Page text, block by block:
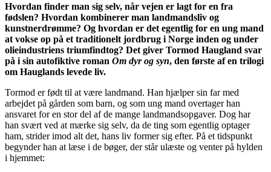
Hvordan finder man sig selv, når vejen er lagt for en fra
fødslen? Hvordan kombinerer man landmandsliv og
kunstnerdrømme? Og hvordan er det egentlig for en ung mand
at vokse op på et traditionelt jordbrug i Norge inden og under
olieindustriens triumfindtog? Det giver Tormod Haugland svar
på i sin autofiktive roman Om dyr og syn, den første af en trilogi
om Hauglands levede liv.
Tormod er født til at være landmand. Han hjælper sin far med
arbejdet på gården som barn, og som ung mand overtager han
ansvaret for en stor del af de mange landmandsopgaver. Dog har
han svært ved at mærke sig selv, da de ting som egentlig optager
ham, strider imod alt det, hans liv former sig efter. På et tidspunkt
begynder han at læse i de bøger, der står ulæste og venter på hylden
i hjemmet: